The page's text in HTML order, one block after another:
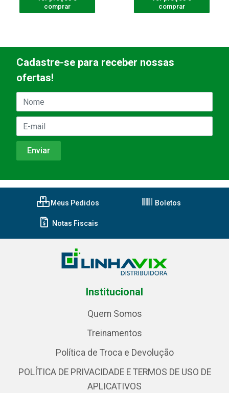
comprar
comprar
Cadastre-se para receber nossas
ofertas!
Meus Pedidos Boletos
Notas Fiscais
Institucional
Quem Somos
Treinamentos
Política de Troca e Devolução
POLÍTICA DE PRIVACIDADE E TERMOS DE USO DE
APLICATIVOS